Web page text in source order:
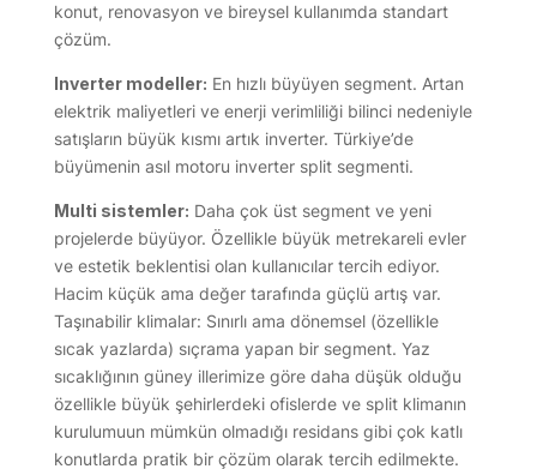
konut, renovasyon ve bireysel kullanımda standart
çözüm.
Inverter modeller: En hızlı büyüyen segment. Artan
elektrik maliyetleri ve enerji verimliliği bilinci nedeniyle
satışların büyük kısmı artık inverter. Türkiye’de
büyümenin asıl motoru inverter split segmenti.
Multi sistemler: Daha çok üst segment ve yeni
projelerde büyüyor. Özellikle büyük metrekareli evler
ve estetik beklentisi olan kullanıcılar tercih ediyor.
Hacim küçük ama değer tarafında güçlü artış var.
Taşınabilir klimalar: Sınırlı ama dönemsel (özellikle
sıcak yazlarda) sıçrama yapan bir segment. Yaz
sıcaklığının güney illerimize göre daha düşük olduğu
özellikle büyük şehirlerdeki ofislerde ve split klimanın
kurulumuun mümkün olmadığı residans gibi çok katlı
konutlarda pratik bir çözüm olarak tercih edilmekte.